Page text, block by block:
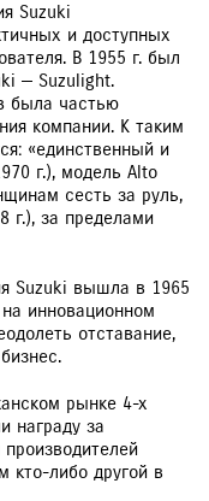
Suzuki
и доступных
В 1955 г. был
— Suzulight.
была частью
компании. К таким
«единственный и
г.), модель Alto
сесть за руль,
г.), за пределами
Suzuki вышла в 1965
инновационном
отставание,
рынке 4-х
награду за
кто-либо другой в